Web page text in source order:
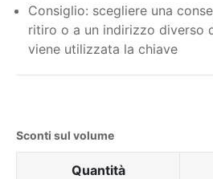
Consiglio: scegliere una
ritiro o a un indirizzo diverso
viene utilizzata la chiave
Sconti sul volume
Quantità